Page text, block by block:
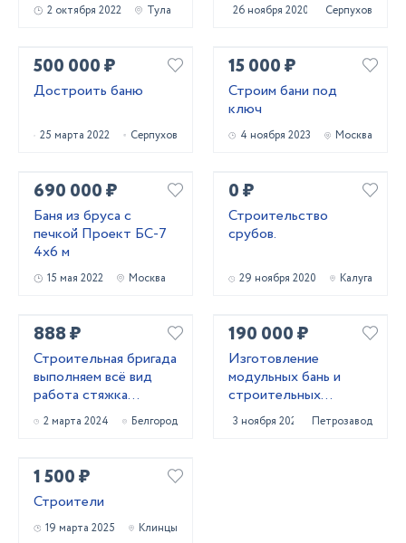
2 октября 2022 Тула 26 ноября 2020 Серпухов
500 000 ₽
Достроить баню
25 марта 2022 Серпухов
15 000 ₽
Строим бани под
ключ
4 ноября 2023 Москва
690 000 ₽
Баня из бруса с
печкой Проект БС-7
4х6 м
15 мая 2022 Москва
0 ₽
Строительство
срубов.
29 ноября 2020 Калуга
888 ₽
Строительная бригада
выполняем всё вид
работа стяжка
короед фасад
штукатурк
2 марта 2024 Белгород
190 000 ₽
Изготовление
модульных бань и
строительных
бытовое
3 ноября 2023 Петрозаводск
1 500 ₽
Строители
19 марта 2025 Клинцы